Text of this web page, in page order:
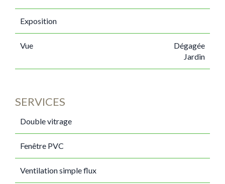
Exposition
Vue
Dégagée
Jardin
SERVICES
Double vitrage
Fenêtre PVC
Ventilation simple flux